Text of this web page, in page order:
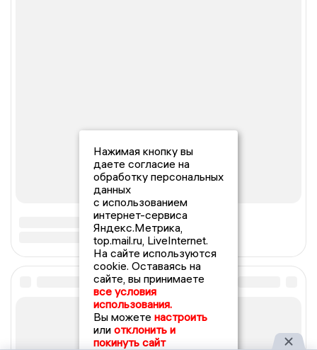
Нажимая кнопку вы
даете согласие на
обработку персональных
данных
с использованием
интернет-сервиса
Яндекс.Метрика,
top.mail.ru, LiveInternet.
На сайте используются
cookie. Оставаясь на
сайте, вы принимаете
все условия
использования.
Вы можете настроить
или отклонить и
покинуть сайт